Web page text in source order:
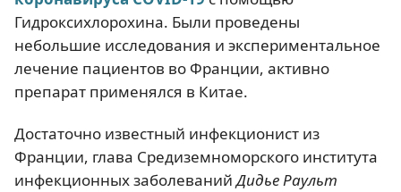
Гидроксихлорохина. Были проведены
небольшие исследования и экспериментальное
лечение пациентов во Франции, активно
препарат применялся в Китае.
Достаточно известный инфекционист из
Франции, глава Средиземноморского института
инфекционных заболеванийДидье Раульт